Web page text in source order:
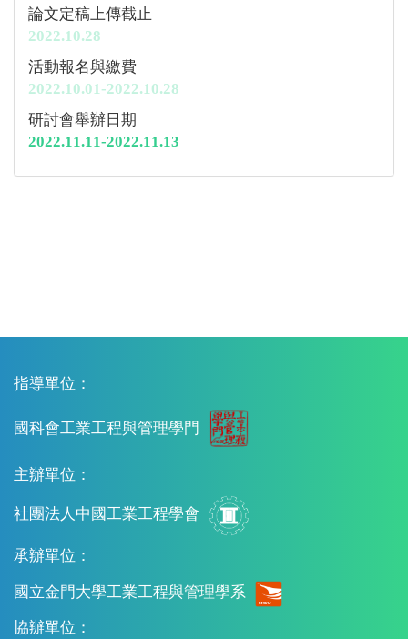
論文定稿上傳截止
2022.10.28
活動報名與繳費
2022.10.01-2022.10.28
研討會舉辦日期
2022.11.11-2022.11.13
指導單位：
國科會工業工程與管理學門
主辦單位：
社團法人中國工業工程學會
承辦單位：
國立金門大學工業工程與管理學系
協辦單位：